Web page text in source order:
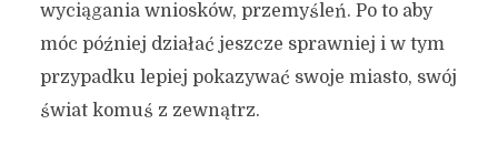
wyciągania wniosków, przemyśleń. Po to aby
móc później działać jeszcze sprawniej i w tym
przypadku lepiej pokazywać swoje miasto, swój
świat komuś z zewnątrz.